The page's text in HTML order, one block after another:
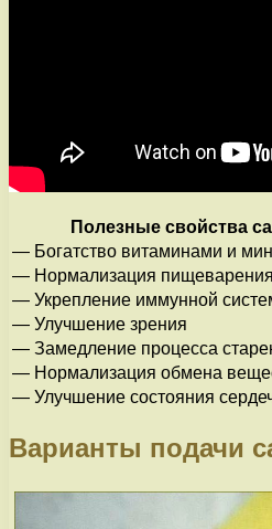
Полезные свойства
— Богатство витаминами и
— Нормализация пищеварения
— Укрепление иммунной
— Улучшение зрения
— Замедление процесса
— Нормализация обмена
— Улучшение состояния
Варианты подачи